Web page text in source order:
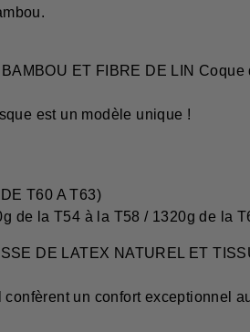
ET FIBRE DE LIN
est un modèle unique !
T60 A T63)
de la T54 à la T58 / 1320g de la
DE LATEX NATUREL ET
un confort exceptionnel